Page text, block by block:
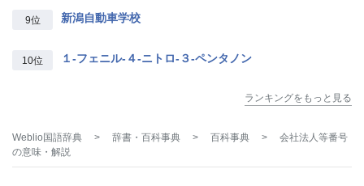
9位 新潟自動車学校
10位 １‐フェニル‐４‐ニトロ‐３‐ペンタノン
ランキングをもっと見る
Weblio国語辞典 > 辞書・百科事典 > 百科事典 >
会社法人等番号
の意味・解説